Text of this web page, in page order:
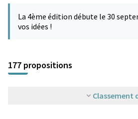
−
La 4ème édition débute le 30
vos idées !
177 propositions
Classement